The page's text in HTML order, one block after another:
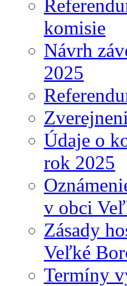
komisie
Návrh
2025
Údaje o
rok 2025
v obci
Zásady
Veľké
Termíny